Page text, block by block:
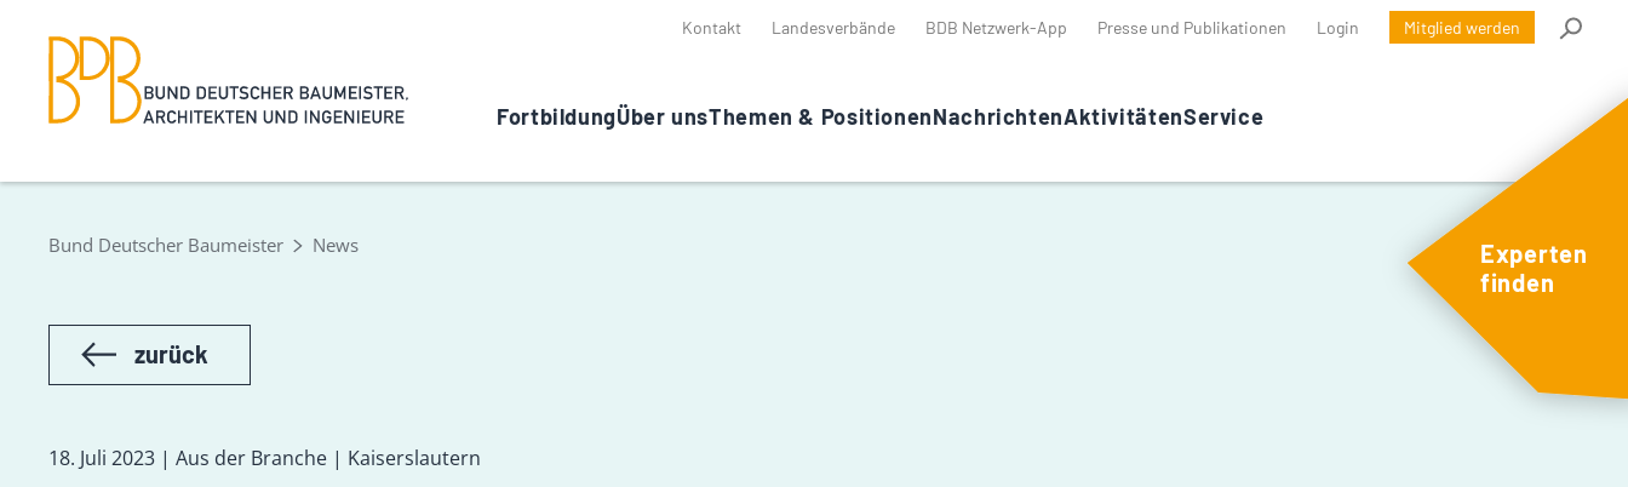
Kontakt Landesverbände BDB Netzwerk-App Presse und Publikationen Login Mitglied werden
FortbildungÜber unsThemen & PositionenNachrichtenAktivitätenService
Experten
finden
Bund Deutscher Baumeister News
zurück
18. Juli 2023 | Aus der Branche | Kaiserslautern